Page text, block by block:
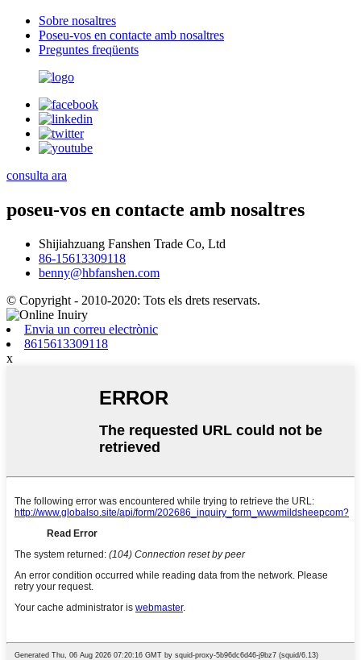
Sobre nosaltres
Poseu-vos en contacte amb nosaltres
Preguntes freqüents
consulta ara
poseu-vos en contacte amb nosaltres
Shijiahzuang Fanshen Trade Co, Ltd
86-15613309118
benny@hbfanshen.com
© Copyright - 2010-2020: Tots els drets reservats.
Envia un correu electrònic
8615613309118
x